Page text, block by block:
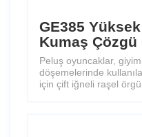
GE385 Yüksek
Kumaş Çözgü
Peluş oyuncaklar,
döşemelerinde
için çift iğneli raşel örgü